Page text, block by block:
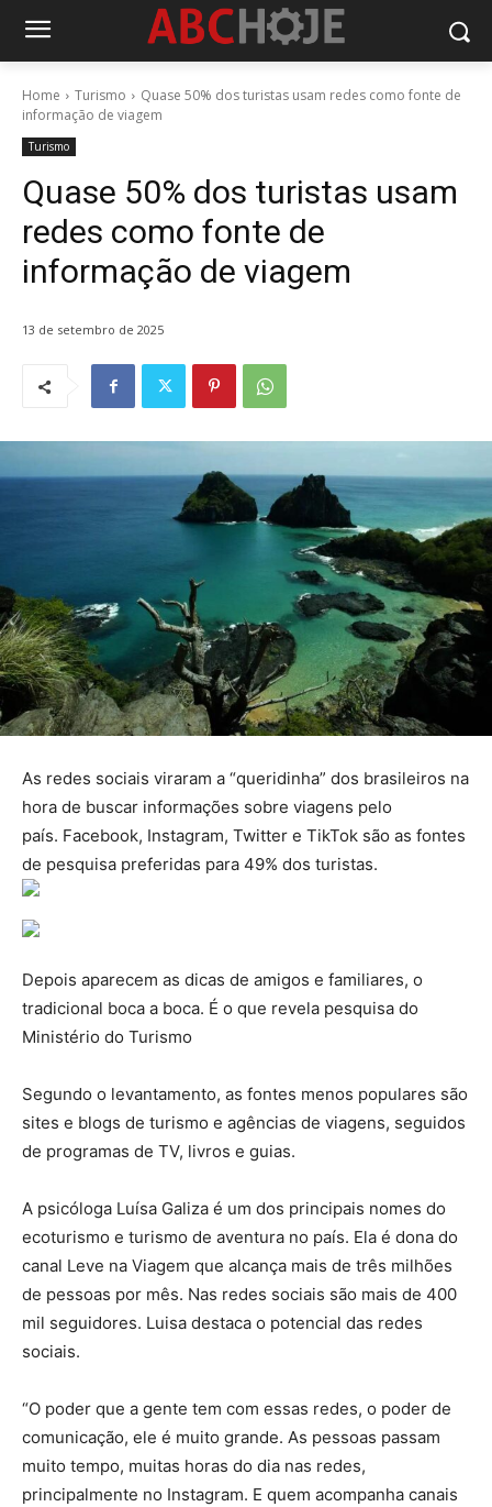
Home Turismo
Quase 50% dos turistas usam redes como fonte de
informação de viagem
Turismo
Quase 50% dos turistas usam
redes como fonte de
informação de viagem
13 de setembro de 2025
As redes sociais viraram a “queridinha” dos brasileiros na
hora de buscar informações sobre viagens pelo
país. Facebook, Instagram, Twitter e TikTok são as fontes
de pesquisa preferidas para 49% dos turistas.
Depois aparecem as dicas de amigos e familiares, o
tradicional boca a boca. É o que revela pesquisa do
Ministério do Turismo
Segundo o levantamento, as fontes menos populares são
sites e blogs de turismo e agências de viagens, seguidos
de programas de TV, livros e guias.
A psicóloga Luísa Galiza é um dos principais nomes do
ecoturismo e turismo de aventura no país. Ela é dona do
canal Leve na Viagem que alcança mais de três milhões
de pessoas por mês. Nas redes sociais são mais de 400
mil seguidores. Luisa destaca o potencial das redes
sociais.
“O poder que a gente tem com essas redes, o poder de
comunicação, ele é muito grande. As pessoas passam
muito tempo, muitas horas do dia nas redes,
principalmente no Instagram. E quem acompanha canais